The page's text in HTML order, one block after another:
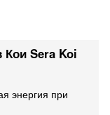
Кои Sera Koi
энергия при